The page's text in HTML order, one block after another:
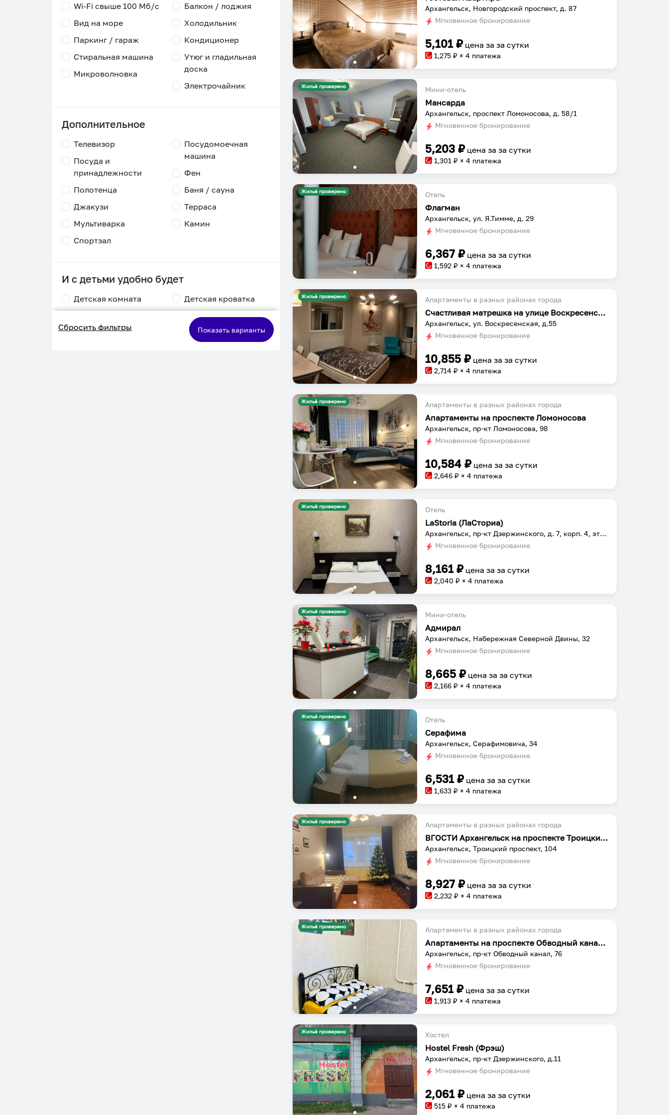
Wi-Fi свыше 100 Мб/с
Балкон / лоджия
Вид на море
Паркинг / гараж
Холодильник
Кондиционер
Стиральная машина
Микроволновка
Утюг и гладильная
доска
Электрочайник
Дополнительное
Телевизор
Посуда и
принадлежности
Посудомоечная
машина
Фен
Полотенца
Джакузи
Баня / сауна
Терраса
Мультиварка
Спортзал
Камин
И с детьми удобно будет
Детская комната
кормления
Детская кроватка
Двухъярусная
кровать
Сбросить фильтры Показать варианты
Архангельск, Новгородский проспект, д. 87
Мгновенное бронирование
5,101₽ цена заза сутки
1,275 ₽ × 4 платежа
Жильё проверено Мини-отель
Мансарда
Архангельск, проспект Ломоносова, д. 58/1
Мгновенное бронирование
5,203 ₽ цена заза сутки
1,301 ₽ × 4 платежа
Жильё проверено Отель
Флагман
Архангельск, ул. Я.Тимме, д. 29
Мгновенное бронирование
6,367 ₽ цена заза сутки
1,592 ₽ × 4 платежа
Жильё проверено Апартаменты в разных районах города
Счастливая матрешка на улице Воскресенская 55
Архангельск, ул. Воскресенская, д.55
Мгновенное бронирование
10,855 ₽ цена заза сутки
2,714 ₽ × 4 платежа
Жильё проверено Апартаменты в разных районах города
Апартаменты на проспекте Ломоносова
Архангельск, пр-кт Ломоносова, 98
Мгновенное бронирование
10,584 ₽ цена заза сутки
2,646 ₽ × 4 платежа
Жильё проверено Отель
LaStoria (ЛаСториа)
Архангельск, пр-кт Дзержинского, д. 7, корп. 4, этаж 3
Мгновенное бронирование
8,161₽ цена заза сутки
2,040 ₽ × 4 платежа
Жильё проверено Мини-отель
Адмирал
Архангельск, Набережная Северной Двины, 32
Мгновенное бронирование
8,665 ₽ цена заза сутки
2,166 ₽ × 4 платежа
Жильё проверено Отель
Серафима
Архангельск, Серафимовича, 34
Мгновенное бронирование
6,531₽ цена заза сутки
1,633 ₽ × 4 платежа
Жильё проверено Апартаменты в разных районах города
ВГОСТИ Архангельск на проспекте Троицкий 104
Архангельск, Троицкий проспект, 104
Мгновенное бронирование
8,927 ₽ цена заза сутки
2,232 ₽ × 4 платежа
Жильё проверено Апартаменты в разных районах города
Апартаменты на проспекте Обводный канал 76
Архангельск, пр-кт Обводный канал, 76
Мгновенное бронирование
7,651₽ цена заза сутки
1,913 ₽ × 4 платежа
Жильё проверено Хостел
Hostel Fresh (Фрэш)
Архангельск, пр-кт Дзержинского, д.11
Мгновенное бронирование
2,061₽ цена заза сутки
515 ₽ × 4 платежа